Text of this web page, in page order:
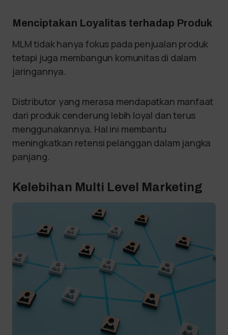
Menciptakan Loyalitas terhadap Produk
MLM tidak hanya fokus pada penjualan produk
tetapi juga membangun komunitas di dalam
jaringannya.
Distributor yang merasa mendapatkan manfaat
dari produk cenderung lebih loyal dan terus
menggunakannya. Hal ini membantu
meningkatkan retensi pelanggan dalam jangka
panjang.
Kelebihan Multi Level Marketing